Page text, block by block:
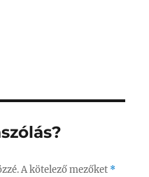
A kötelező mezőket *